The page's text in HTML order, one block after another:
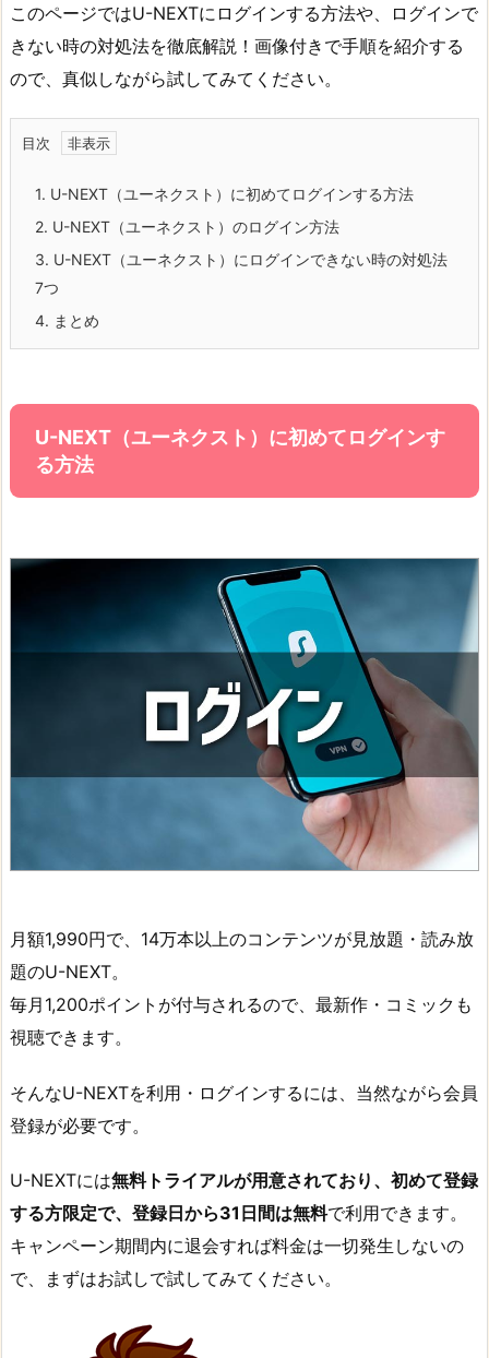
このページではU-NEXTにログインする方法や、ログインで
きない時の対処法を徹底解説！画像付きで手順を紹介する
ので、真似しながら試してみてください。
目次
1. U-NEXT（ユーネクスト）に初めてログインする方法
2. U-NEXT（ユーネクスト）のログイン方法
3. U-NEXT（ユーネクスト）にログインできない時の対処法
7つ
4. まとめ
U-NEXT（ユーネクスト）に初めてログインす
る方法
月額1,990円で、14万本以上のコンテンツが見放題・読み放
題のU-NEXT。
毎月1,200ポイントが付与されるので、最新作・コミックも
視聴できます。
そんなU-NEXTを利用・ログインするには、当然ながら会員
登録が必要です。
U-NEXTには無料トライアルが用意されており、初めて登録
する方限定で、登録日から31日間は無料で利用できます。
キャンペーン期間内に退会すれば料金は一切発生しないの
で、まずはお試しで試してみてください。